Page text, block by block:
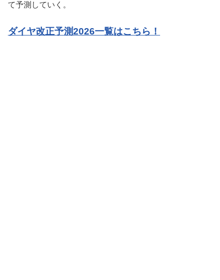
て予測していく。
ダイヤ改正予測2026一覧はこちら！